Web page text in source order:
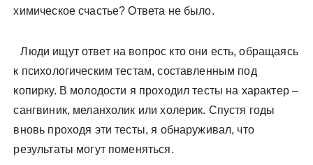
химическое счастье? Ответа не было.
Люди ищут ответ на вопрос кто они есть, обращаясь
к психологическим тестам, составленным под
копирку. В молодости я проходил тесты на характер –
сангвиник, меланхолик или холерик. Спустя годы
вновь проходя эти тесты, я обнаруживал, что
результаты могут поменяться.